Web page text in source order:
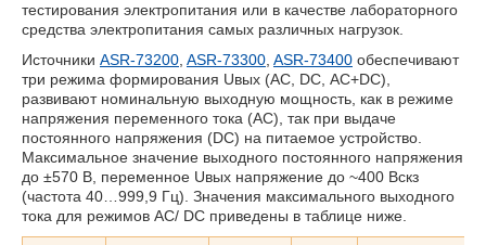
тестирования электропитания или в качестве лабораторного
средства электропитания самых различных нагрузок.
Источники ASR-73200 ASR-73300 ASR-73400 обеспечивают
три режима формирования Uвых (АС, DC, АС+DC),
развивают номинальную выходную мощность, как в режиме
напряжения переменного тока (AC), так при выдаче
постоянного напряжения (DC) на питаемое устройство.
Максимальное значение выходного постоянного напряжения
до ±570 В, переменное Uвых напряжение до ~400 Вскз
(частота 40…999,9 Гц). Значения максимального выходного
тока для режимов AC/ DC приведены в таблице ниже.